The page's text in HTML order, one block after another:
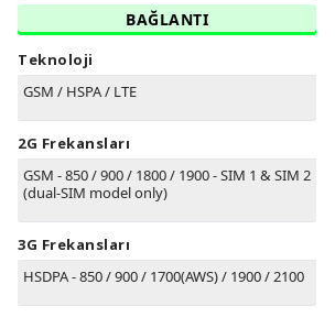
BAĞLANTI
Teknoloji
GSM / HSPA / LTE
2G Frekansları
GSM - 850 / 900 / 1800 / 1900 - SIM 1 & SIM 2
(dual-SIM model only)
3G Frekansları
HSDPA - 850 / 900 / 1700(AWS) / 1900 / 2100